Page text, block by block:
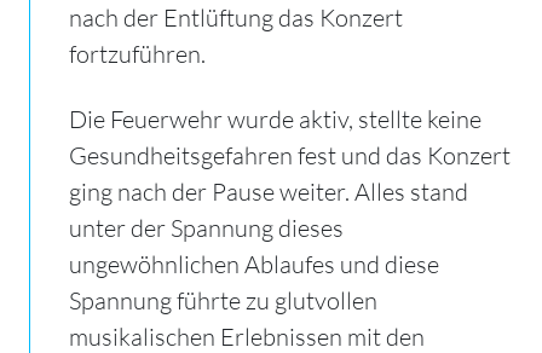
nach der Entlüftung das Konzert
fortzuführen.
Die Feuerwehr wurde aktiv, stellte keine
Gesundheitsgefahren fest und das Konzert
ging nach der Pause weiter. Alles stand
unter der Spannung dieses
ungewöhnlichen Ablaufes und diese
Spannung führte zu glutvollen
musikalischen Erlebnissen mit den